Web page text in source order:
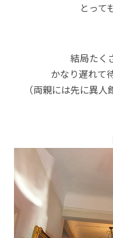
とって
結局たく
かなり遅れて
（両親には先に異